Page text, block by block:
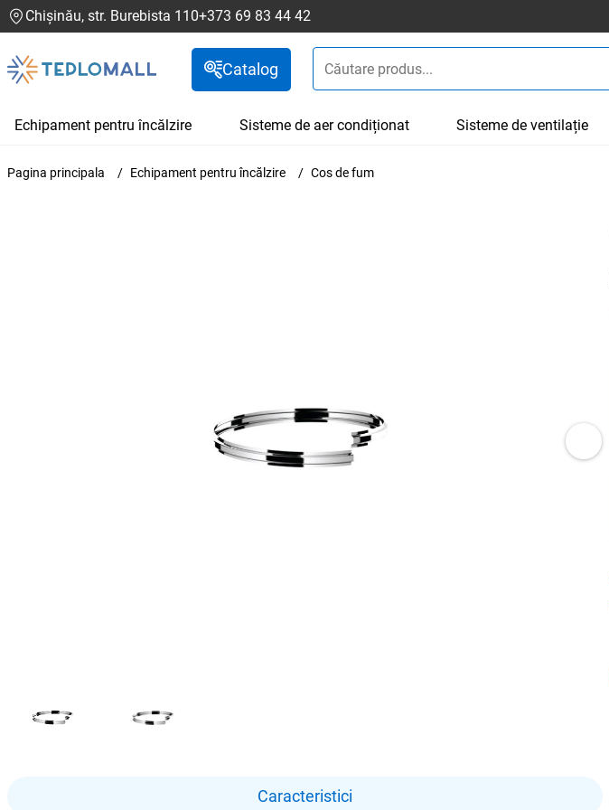
Chișinău, str. Burebista 110+373 69 83 44 42
Catalog
Echipament pentru încălzire Sisteme de aer condiționat Sisteme de ventilație
Pagina principala Echipament pentru încălzire Cos de fum
Caracteristici